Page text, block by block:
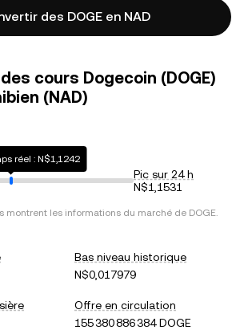
des DOGE en NAD
cours Dogecoin (DOGE)
(NAD)
réel : N$1,1242
Pic sur 24 h
N$1,1531
montrent les informations du marché de DOGE.
Bas niveau historique
N$0,017979
Offre en circulation
155 380 886 384 DOGE